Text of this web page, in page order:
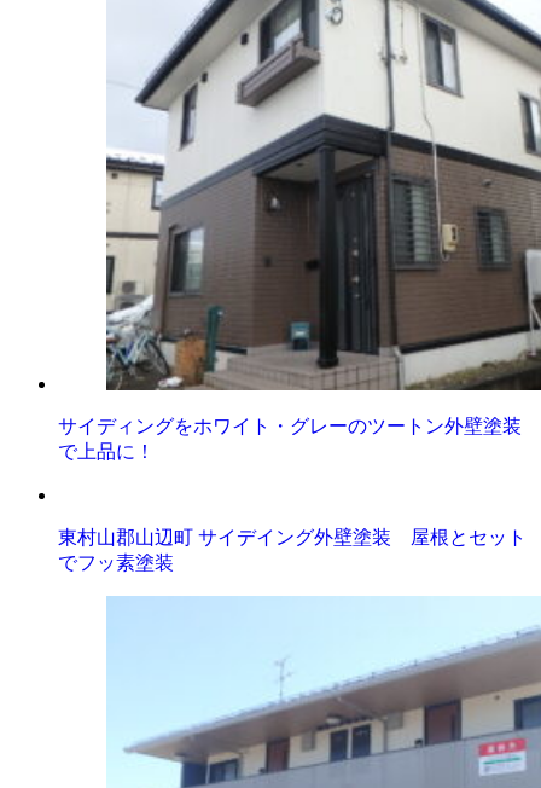
サイディングをホワイト・グレーのツートン外壁塗装
で上品に！
東村山郡山辺町 サイデイング外壁塗装 屋根とセット
でフッ素塗装